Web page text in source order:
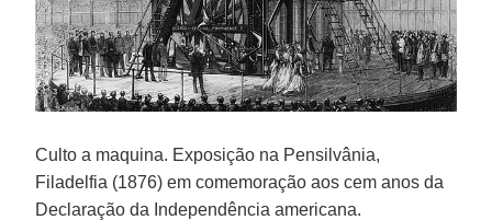
Culto a maquina. Exposição na Pensilvânia,
Filadelfia (1876) em comemoração aos cem anos da
Declaração da Independência americana.